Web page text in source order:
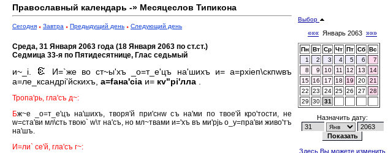
Православный календарь -» Месяцеслов Типикона
Сегодня Завтра Предыдущий день Следующий день
Среда, 31 Января 2063 года (18 Января 2063 по ст.ст.)
Седмица 33-я по Пятидесятнице, Глас седьмый
и~_i.
И=`же во ст~ы'хъ _о=т_е'цъ на'шихъ и= а=рхiеп\скпwвъ
а=ле_ксандрi'йскихъ, а=fана'сiа и= кv"рi'лла
Тропа'рь, гла'съ д~:
Бж~е _о=т_е'цъ на'шихъ, творя'й при'снw съ на'ми по твое'й кро'тости, не
w=ста'ви мл\сть твою` w\т на'съ, но мл~твами и='хъ въ ми'рjь о_у=пра'ви живо'тъ
на'шъ.
И=ли` се'й, гла'съ г~:
Выбор
««« Январь 2063 »»»
Пн Вт Ср Чт Пт Сб Вс
1
2 3 4 5 6
7
8
9 10 11 12 13
14
15
16 17 18 19 20
21
22
23 24 25 26 27
28
29
30 31
Назначить дату:
Здесь Вы можете изменить